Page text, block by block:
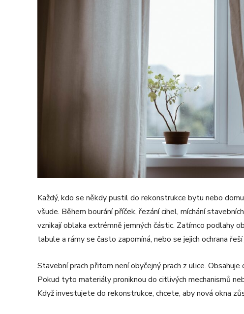
Každý, kdo se někdy pustil do rekonstrukce bytu nebo
všude. Během bourání příček, řezání cihel, míchání
vznikají oblaka extrémně jemných částic. Zatímco podlahy
tabule a rámy se často zapomíná, nebo se jejich ochrana
Stavební prach přitom není obyčejný prach z ulice.
Pokud tyto materiály proniknou do citlivých mechanismů
Když investujete do rekonstrukce, chcete, aby nová okna